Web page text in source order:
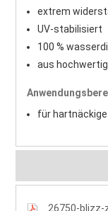
extrem
UV-stabilisiert
100 %
aus
für
26750-